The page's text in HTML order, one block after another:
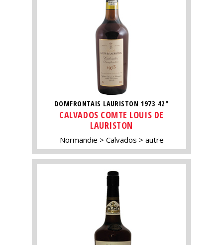
DOMFRONTAIS LAURISTON 1973 42°
CALVADOS COMTE LOUIS DE
LAURISTON
Normandie Calvados autre